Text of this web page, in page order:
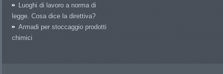
Luoghi di lavoro a norma di
legge. Cosa dice la direttiva?
Armadi per stoccaggio prodotti
chimici